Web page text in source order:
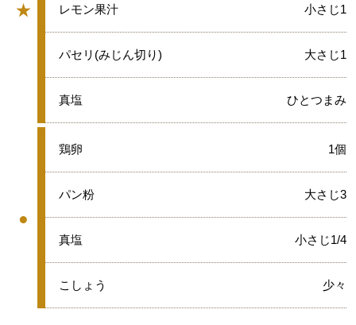
★
グループ
★
レモン果汁 小さじ1
★
パセリ(みじん切り) 大さじ1
★
真塩 ひとつまみ
●
グループ
●
鶏卵 1個
●
パン粉 大さじ3
●
真塩 小さじ1/4
●
こしょう 少々